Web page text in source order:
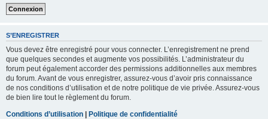
S’ENREGISTRER
Vous devez être enregistré pour vous connecter. L’enregistrement ne prend
que quelques secondes et augmente vos possibilités. L’administrateur du
forum peut également accorder des permissions additionnelles aux membres
du forum. Avant de vous enregistrer, assurez-vous d’avoir pris connaissance
de nos conditions d’utilisation et de notre politique de vie privée. Assurez-vous
de bien lire tout le règlement du forum.
Conditions d’utilisation | Politique de confidentialité